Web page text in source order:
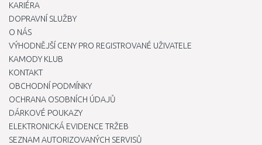
KARIÉRA
DOPRAVNÍ SLUŽBY
O NÁS
VÝHODNĚJŠÍ CENY PRO REGISTROVANÉ UŽIVATELE
KAMODY KLUB
KONTAKT
OBCHODNÍ PODMÍNKY
OCHRANA OSOBNÍCH ÚDAJŮ
DÁRKOVÉ POUKAZY
ELEKTRONICKÁ EVIDENCE TRŽEB
SEZNAM AUTORIZOVANÝCH SERVISŮ